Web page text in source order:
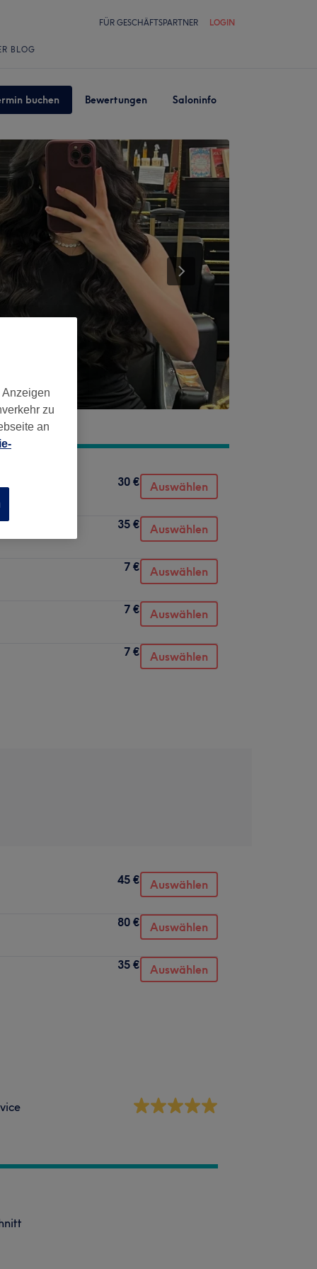
FÜR GESCHÄFTSPARTNER LOGIN
BLOG
buchen Bewertungen Saloninfo
30 € Auswählen
35 € Auswählen
7 € Auswählen
7 € Auswählen
7 € Auswählen
45 € Auswählen
80 € Auswählen
35 € Auswählen
zu
an